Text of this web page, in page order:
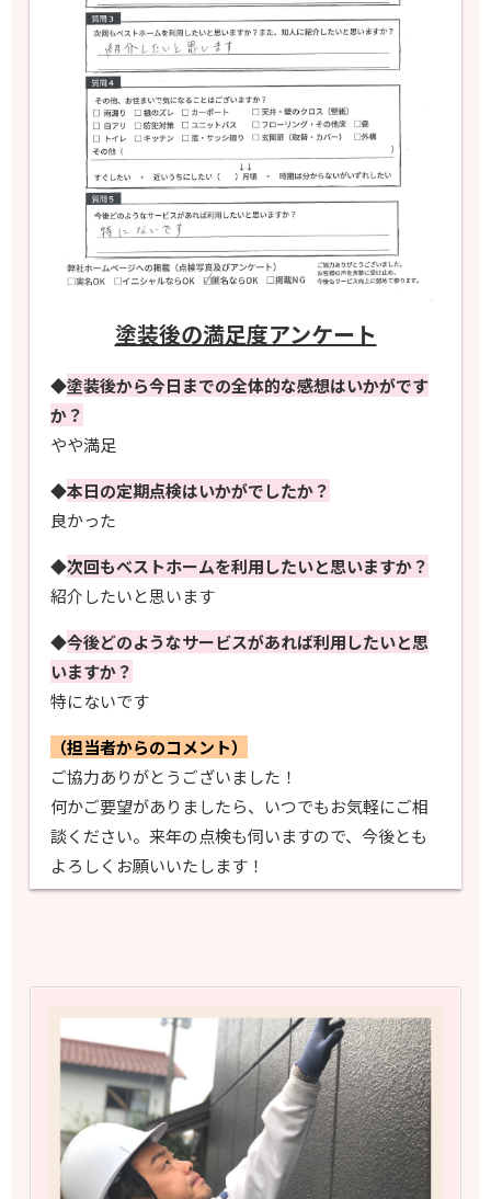
塗装後の満足度アンケート
◆塗装後から今日までの全体的な感想はいかがです
か？
やや満足
◆本日の定期点検はいかがでしたか？
良かった
◆次回もべストホームを利用したいと思いますか？
紹介したいと思います
◆今後どのようなサービスがあれば利用したいと思
いますか？
特にないです
（担当者からのコメント）
ご協力ありがとうございました！
何かご要望がありましたら、いつでもお気軽にご相
談ください。来年の点検も伺いますので、今後とも
よろしくお願いいたします！